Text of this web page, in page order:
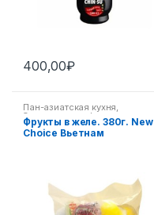
400,00₽
Пан-азиатская кухня,
Экзотические фрукты
Фрукты в желе. 380г. New
Choice Вьетнам